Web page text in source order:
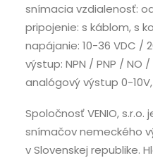
snímacia vzdialenosť:
pripojenie: s káblom, s
napájanie: 10-36 VDC /
výstup: NPN / PNP / NO
analógový výstup 0-
Spoločnosť VENIO,
snímačov nemeckého
v Slovenskej republike.